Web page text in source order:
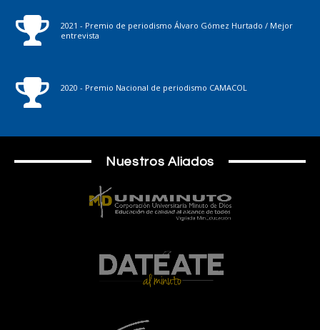
2021 - Premio de periodismo Álvaro Gómez Hurtado / Mejor
entrevista
2020 - Premio Nacional de periodismo CAMACOL
Nuestros Aliados